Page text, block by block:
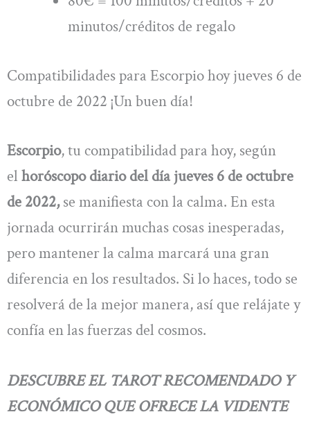
minutos/créditos de regalo
Compatibilidades para Escorpio hoy jueves 6 de
octubre de 2022 ¡Un buen día!
Escorpio, tu compatibilidad para hoy, según
el horóscopo diario del día jueves 6 de octubre
de 2022,se manifiesta con la calma. En esta
jornada ocurrirán muchas cosas inesperadas,
pero mantener la calma marcará una gran
diferencia en los resultados. Si lo haces, todo se
resolverá de la mejor manera, así que relájate y
confía en las fuerzas del cosmos.
DESCUBRE EL TAROT RECOMENDADO Y
ECONÓMICO QUE OFRECE LA VIDENTE